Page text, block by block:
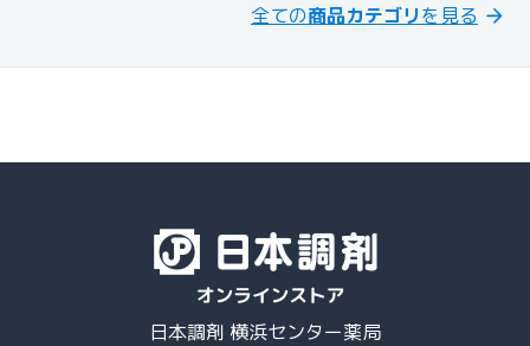
全ての商品カテゴリを見る
日本調剤 横浜センター薬局